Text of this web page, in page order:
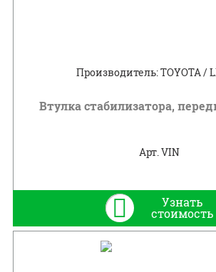
Производитель: TOYOTA /
Втулка стабилизатора,
Арт. VIN
Узнать
стоимость